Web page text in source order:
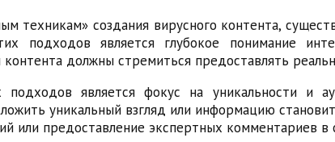
техникам» создания вирусного контента,
подходов является глубокое понимание
должны стремиться предоставлять
является фокус на уникальности и
уникальный взгляд или информацию
или предоставление экспертных комментариев в